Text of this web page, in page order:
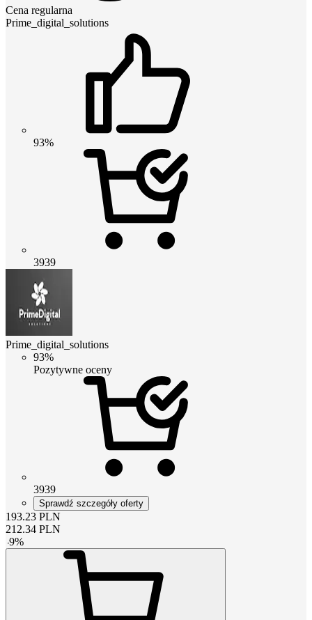
Cena regularna
Prime_digital_solutions
93%
3939
Prime_digital_solutions
93%
Pozytywne oceny
3939
Sprawdź szczegóły oferty
193.23 PLN
212.34 PLN
-9%